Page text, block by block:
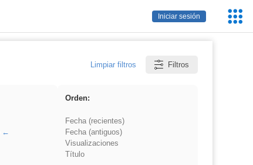
Iniciar sesión
Limpiar filtros Filtros
Orden:
Fecha (recientes)
Fecha (antiguos)
Visualizaciones
Título